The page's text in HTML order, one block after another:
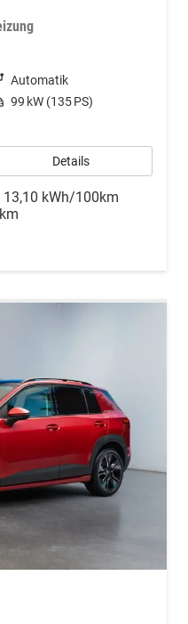
Automatik
99 kW (135 PS)
Details
13,10 kWh/100km